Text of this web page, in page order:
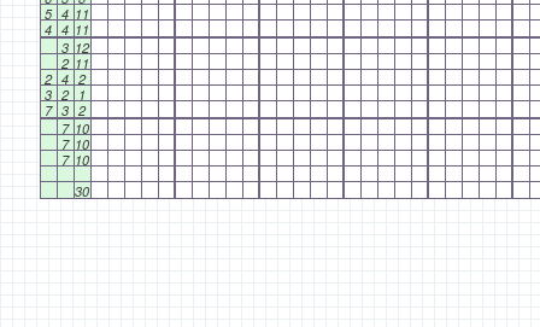
5 4 11
4 4 11
3 12
2 11
2 4 2
3 2
1
7 3 2
7 10
7 10
7 10
30